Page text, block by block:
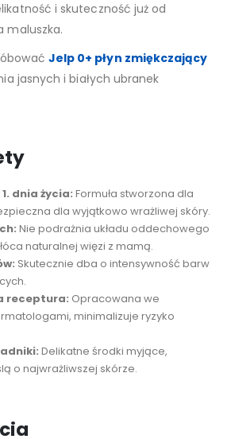
i skuteczność już od
maluszka.
Jelp 0+ płyn zmiękczający
jasnych i białych ubranek
dnia życia: Formuła stworzona dla
dla wyjątkowo wrażliwej skóry.
Nie podrażnia układu oddechowego
naturalnej więzi z mamą.
Skutecznie dba o intensywność barw
receptura: Opracowana we
minimalizuje ryzyko
Delikatne środki myjące,
o najwrażliwszej skórze.